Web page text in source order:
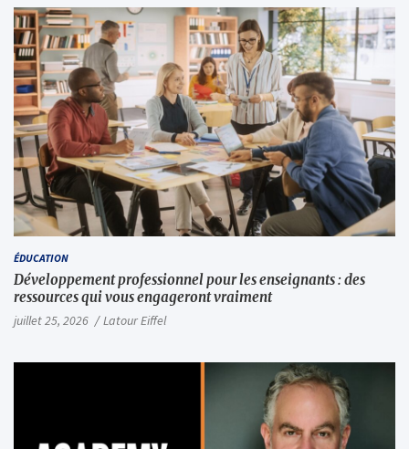
ÉDUCATION
Développement professionnel pour les enseignants : des
ressources qui vous engageront vraiment
juillet 25, 2026 Latour Eiffel